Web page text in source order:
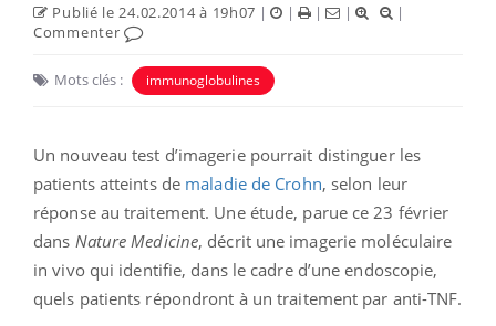
Publié le 24.02.2014 à 19h07 | | | |
|
Commenter
Mots clés : immunoglobulines
Un nouveau test d’imagerie pourrait distinguer les
patients atteints de maladie de Crohn, selon leur
réponse au traitement. Une étude, parue ce 23 février
dans Nature Medicine, décrit une imagerie moléculaire
in vivo qui identifie, dans le cadre d’une endoscopie,
quels patients répondront à un traitement par anti-TNF.